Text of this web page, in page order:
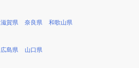
滋賀県 奈良県 和歌山県
広島県 山口県